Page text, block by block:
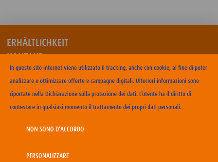
ERHÄLTLICHKEIT
KONTAKT
NUTZUNGSBEDINGUNGEN
DATENSCHUTZERKLÄRUNG
KARRIERE
In questo sito internet viene utilizzato il tracking, anche con cookie, al fine di poter
analizzare e ottimizzare offerte e campagne digitali. Ulteriori informazioni sono
riportate nella Dichiarazione sulla protezione dei dati. L’utente ha il diritto di
contestare in qualsiasi momento il trattamento dei propri dati personali.
NON SONO D’ACCORDO
PERSONALIZZARE